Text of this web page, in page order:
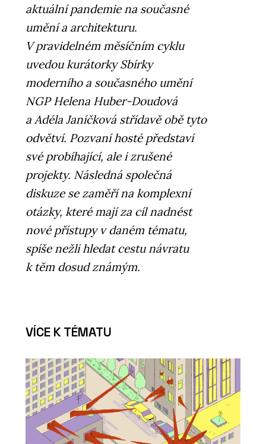
aktuální pandemie na současné
umění a architekturu.
V pravidelném měsíčním cyklu
uvedou kurátorky Sbírky
moderního a současného umění
NGP Helena Huber-Doudová
a Adéla Janíčková střídavě obě tyto
odvětví. Pozvaní hosté představí
své probíhající, ale i zrušené
projekty. Následná společná
diskuze se zaměří na komplexní
otázky, které mají za cíl nadnést
nové přístupy v daném tématu,
spíše nežli hledat cestu návratu
k těm dosud známým.
VÍCE K TÉMATU